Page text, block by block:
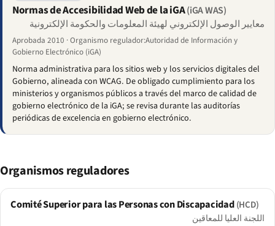
Normas de Accesibilidad Web de la iGA(iGA WAS)
معايير الوصول الإلكتروني لهيئة المعلومات والحكومة الإلكترونية
Aprobada 2010 · Organismo regulador:Autoridad de Información y
Gobierno Electrónico (iGA)
Norma administrativa para los sitios web y los servicios digitales del
Gobierno, alineada con WCAG. De obligado cumplimiento para los
ministerios y organismos públicos a través del marco de calidad de
gobierno electrónico de la iGA; se revisa durante las auditorías
periódicas de excelencia en gobierno electrónico.
Organismos reguladores
Comité Superior para las Personas con Discapacidad(HCD)
اللجنة العليا للمعاقين